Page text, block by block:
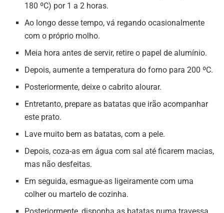
180 ºC) por 1 a 2 horas.
Ao longo desse tempo, vá regando ocasionalmente
com o próprio molho.
Meia hora antes de servir, retire o papel de alumínio.
Depois, aumente a temperatura do forno para 200 ºC.
Posteriormente, deixe o cabrito alourar.
Entretanto, prepare as batatas que irão acompanhar
este prato.
Lave muito bem as batatas, com a pele.
Depois, coza-as em água com sal até ficarem macias,
mas não desfeitas.
Em seguida, esmague-as ligeiramente com uma
colher ou martelo de cozinha.
Posteriormente, disponha as batatas numa travessa.